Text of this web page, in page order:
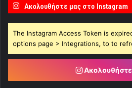
Ακολουθήστε μας στο Instagram
The Instagram Access Token is
options page > Integrations, to to